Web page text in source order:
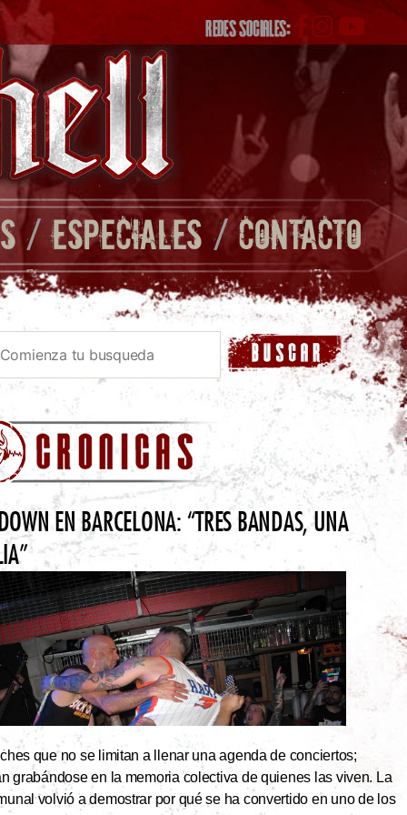
REDES SOCIALES:
/ESPECIALES /CONTACTO
EN BARCELONA: “TRES BANDAS, UNA
que no se limitan a llenar una agenda de conciertos;
grabándose en la memoria colectiva de quienes las viven. La
volvió a demostrar por qué se ha convertido en uno de los